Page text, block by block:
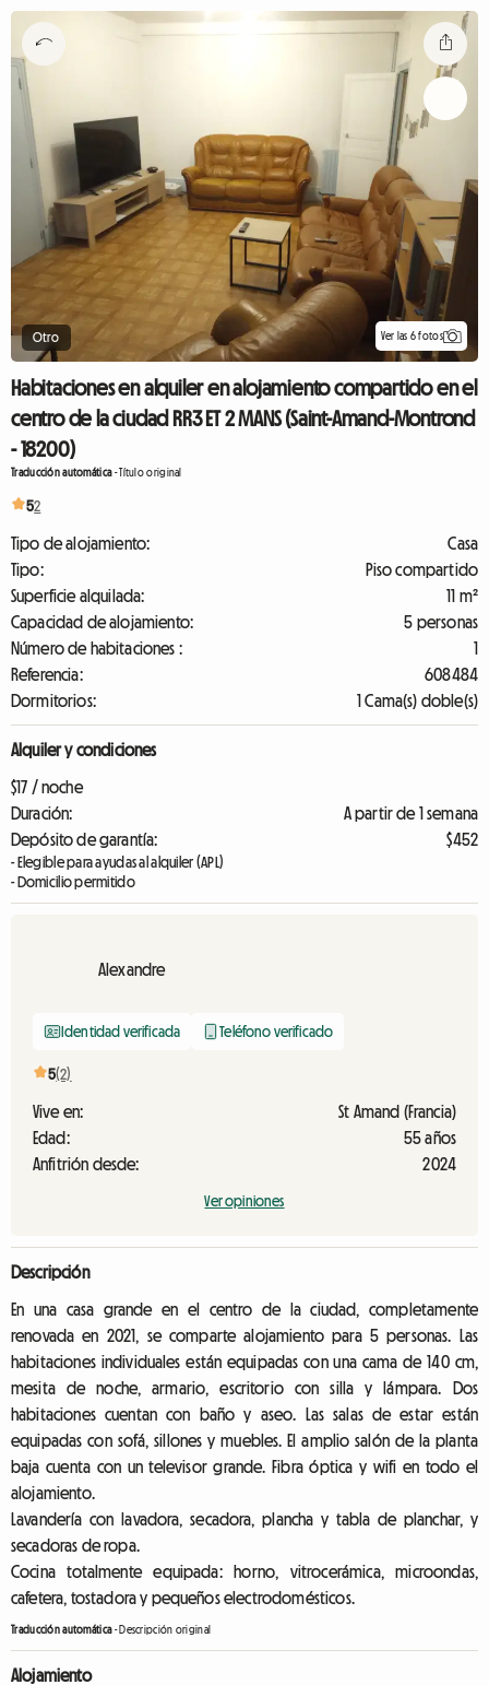
Otro Ver las 6 fotos
Habitaciones en alquiler en alojamiento compartido en el
centro de la ciudad RR3 ET 2 MANS (Saint-Amand-Montrond
- 18200)
Traducción automática-Título original
52
Tipo de alojamiento:
Casa
Tipo:
Piso compartido
Superficie alquilada:
11 m²
Capacidad de alojamiento:
5 personas
Número de habitaciones :
1
Referencia:
608484
Dormitorios:
1 Cama(s) doble(s)
Alquiler y condiciones
$17 / noche
Duración:
A partir de 1 semana
Depósito de garantía:
$452
- Elegible para ayudas al alquiler (APL)
- Domicilio permitido
Alexandre
Identidad verificada Teléfono verificado
5(2)
Vive en:
St Amand (Francia)
Edad:
55 años
Anfitrión desde:
2024
Ver opiniones
Descripción
En una casa grande en el centro de la ciudad, completamente
renovada en 2021, se comparte alojamiento para 5 personas. Las
habitaciones individuales están equipadas con una cama de 140 cm,
mesita de noche, armario, escritorio con silla y lámpara. Dos
habitaciones cuentan con baño y aseo. Las salas de estar están
equipadas con sofá, sillones y muebles. El amplio salón de la planta
baja cuenta con un televisor grande. Fibra óptica y wifi en todo el
alojamiento.
Lavandería con lavadora, secadora, plancha y tabla de planchar, y
secadoras de ropa.
Cocina totalmente equipada: horno, vitrocerámica, microondas,
cafetera, tostadora y pequeños electrodomésticos.
Traducción automática-Descripción original
Alojamiento